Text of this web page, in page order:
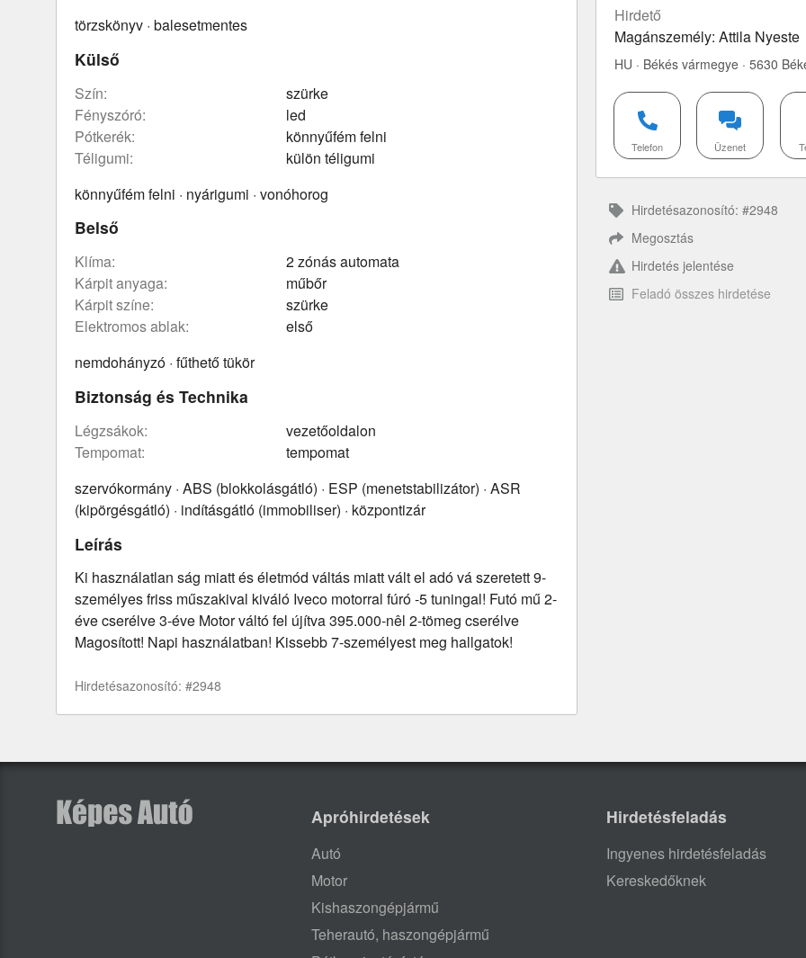
Hirdető
Magánszemély: Attila Nyeste
HU · Békés vármegye · 5630
Telefon Üzenet
Hirdetésazonosító: #2948
Megosztás
Hirdetés jelentése
Feladó összes hirdetése
törzskönyv · balesetmentes
Külső
szín:
szürke
fényszóró:
led
pótkerék:
könnyűfém felni
téligumi:
külön téligumi
könnyűfém felni · nyárigumi · vonóhorog
Belső
klíma:
2 zónás automata
kárpit anyaga:
műbőr
kárpit színe:
szürke
elektromos ablak:
első
nemdohányzó · fűthető tükör
Biztonság és Technika
légzsákok:
vezetőoldalon
tempomat:
tempomat
szervókormány · ABS (blokkolásgátló) · ESP (menetstabilizátor) · ASR
(kipörgésgátló) · indításgátló (immobiliser) · központizár
Leírás
Ki használatlan ság miatt és életmód váltás miatt vált el adó vá szeretett 9-
személyes friss műszakival kiváló Iveco motorral fúró -5 tuningal! Futó mű 2-
éve cserélve 3-éve Motor váltó fel újítva 395.000-nêl 2-tömeg cserélve
Magosított! Napi használatban! Kissebb 7-személyest meg hallgatok!
Hirdetésazonosító: #2948
Apróhirdetések
Autó
Motor
Kishaszongépjármű
Teherautó, haszongépjármű
Hirdetésfeladás
Ingyenes hirdetésfeladás
Kereskedőknek